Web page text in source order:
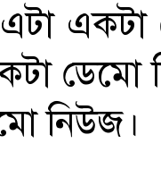
ডেমো
নিউজ।